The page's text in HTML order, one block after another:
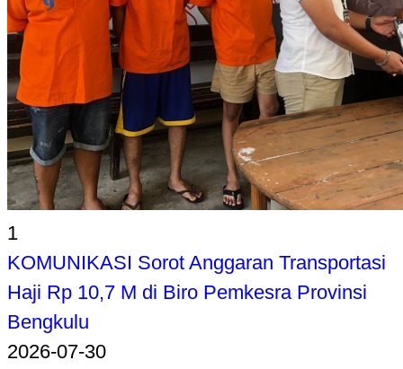
1
KOMUNIKASI Sorot Anggaran Transportasi
Haji Rp 10,7 M di Biro Pemkesra Provinsi
Bengkulu
2026-07-30